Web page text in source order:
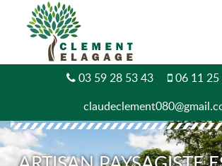
03 59 28 53 43 06 11 25